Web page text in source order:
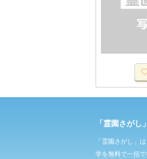
「霊園さがし
「霊園さがし」
学を無料で一括